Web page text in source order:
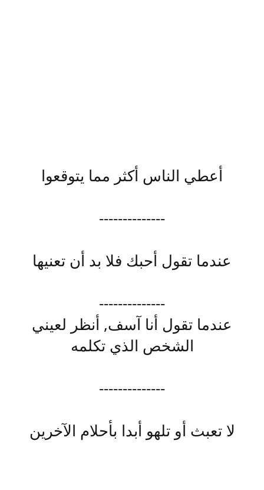
أعطي الناس أكثر مما يتوقعوا
--------------
عندما تقول أحبك فلا بد أن تعنيها
--------------
عندما تقول أنا آسف, أنظر لعيني
الشخص الذي تكلمه
--------------
لا تعبث أو تلهو أبدا بأحلام الآخرين